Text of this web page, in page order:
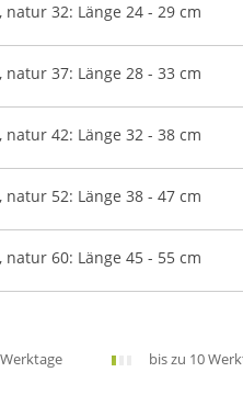
32: Länge 24 - 29 cm
37: Länge 28 - 33 cm
42: Länge 32 - 38 cm
52: Länge 38 - 47 cm
60: Länge 45 - 55 cm
bis zu 10